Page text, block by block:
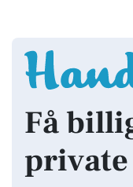
Få